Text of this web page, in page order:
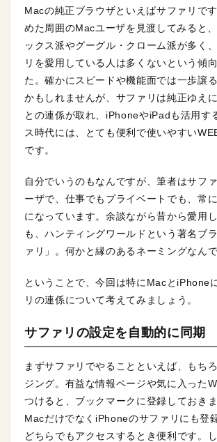
Macの純正ブラウザといえばサファリで
めた周囲のMacユーザを見渡してみると
ックス派やグーグル・クローム派が多く
リを愛用している人は多くないという傾
た。確かにスピードや機能面では一歩譲
かもしれませんが、サファリは純正ゆえ
との連係が取れ、iPhoneやiPadも活用す
ス時代には、とても便利で使いやすい
です。
自分でいうのもなんですが、筆者はサフ
ーザで、仕事でもプライベートでも、常
になっています。余談ながら昔から愛用
も、ハンティングワールドという著名ブ
ァリ」。何かと縁のあるネーミングなんで
ということで、今回は特にMacとiPhone
リの連係について考えてみましょう。
サファリの設定を自動的に同期
まずサファリでやることといえば、もち
ジング。有益な情報ページや気に入った
つけると、ブックマークに登録しておきま
MacだけでなくiPhoneのサファリにも登
どちらでもアクセスするとき便利です。